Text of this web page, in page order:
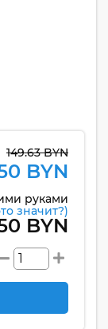
149.63 BYN
BYN
руками
значит?)
BYN